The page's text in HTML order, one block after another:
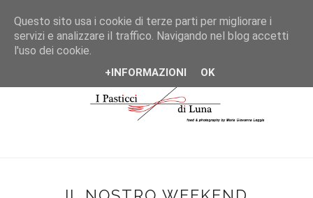
Questo sito usa i cookie di terze parti per migliorare i
servizi e analizzare il traffico. Navigando nel blog accetti
l'uso dei cookie.
+INFORMAZIONI OK